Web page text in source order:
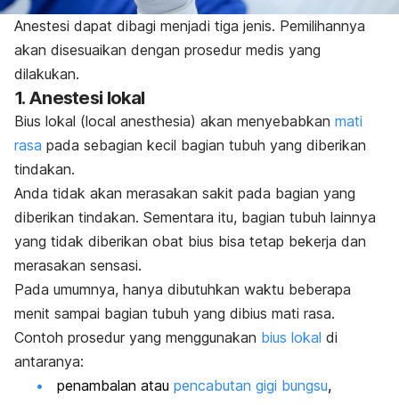
Anestesi dapat dibagi menjadi tiga jenis. Pemilihannya
akan disesuaikan dengan prosedur medis yang
dilakukan.
1. Anestesi lokal
Bius lokal (local anesthesia) akan menyebabkan mati
rasa pada sebagian kecil bagian tubuh yang diberikan
tindakan.
Anda tidak akan merasakan sakit pada bagian yang
diberikan tindakan. Sementara itu, bagian tubuh lainnya
yang tidak diberikan obat bius bisa tetap bekerja dan
merasakan sensasi.
Pada umumnya, hanya dibutuhkan waktu beberapa
menit sampai bagian tubuh yang dibius mati rasa.
Contoh prosedur yang menggunakan bius lokal di
antaranya:
penambalan atau pencabutan gigi bungsu,